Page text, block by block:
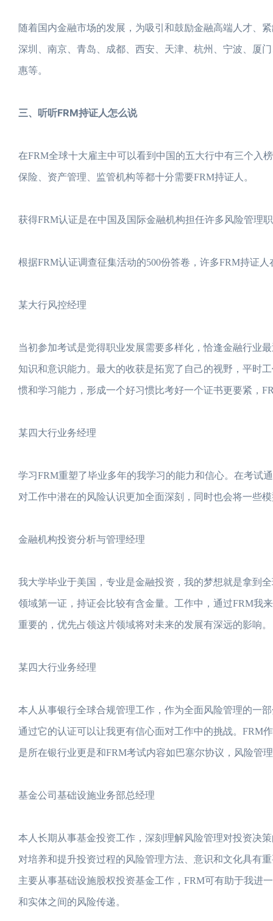
随着国内金融市场的发展，为吸引和鼓励金融高端人才、
深圳、南京、青岛、成都、西安、天津、杭州、宁波、厦
惠等。
三、听听FRM持证人怎么说
在FRM全球十大雇主中可以看到中国的五大行中有三个入
保险、资产管理、监管机构等都十分需要FRM持证人。
获得FRM认证是在中国及国际金融机构担任许多风险管理
根据FRM认证调查征集活动的500份答卷，许多FRM持证
某大行风控经理
当初参加考试是觉得职业发展需要多样化，恰逢金融行业
知识和意识能力。最大的收获是拓宽了自己的视野，平时
惯和学习能力，形成一个好习惯比考好一个证书更要紧，
某四大行业务经理
学习FRM重塑了毕业多年的我学习的能力和信心。在考试
对工作中潜在的风险认识更加全面深刻，同时也会将一些
金融机构投资分析与管理经理
我大学毕业于美国，专业是金融投资，我的梦想就是拿到
领域第一证，持证会比较有含金量。工作中，通过FRM我
重要的，优先占领这片领域将对未来的发展有深远的影响。
某四大行业务经理
本人从事银行全球合规管理工作，作为全面风险管理的一
通过它的认证可以让我更有信心面对工作中的挑战。FRM
是所在银行业更是和FRM考试内容如巴塞尔协议，风险管
基金公司基础设施业务部总经理
本人长期从事基金投资工作，深刻理解风险管理对投资决
对培养和提升投资过程的风险管理方法、意识和文化具有
主要从事基础设施股权投资基金工作，FRM可有助于我进
和实体之间的风险传递。